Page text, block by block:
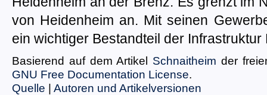
von Heidenheim an. Mit seinen
ein wichtiger Bestandteil der Infrastruktur
Basierend auf dem Artikel Schnaitheim der
GNU Free Documentation License.
Quelle | Autoren und Artikelversionen